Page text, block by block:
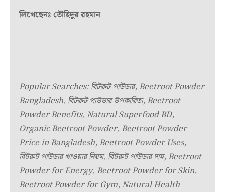
লিখেছেনঃ তৌহিদুর রহমান
Popular Searches: বিটরুট পাউডার, Beetroot Powder
Bangladesh, বিটরুট পাউডার উপকারিতা, Beetroot
Powder Benefits, Natural Superfood BD,
Organic Beetroot Powder, Beetroot Powder
Price in Bangladesh, Beetroot Powder Uses,
বিটরুট পাউডার খাওয়ার নিয়ম, বিটরুট পাউডার দাম, Beetroot
Powder for Energy, Beetroot Powder for Skin,
Beetroot Powder for Gym, Natural Health